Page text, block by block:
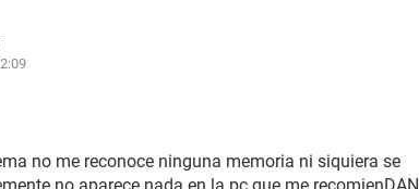
no me reconoce ninguna memoria ni siquiera se